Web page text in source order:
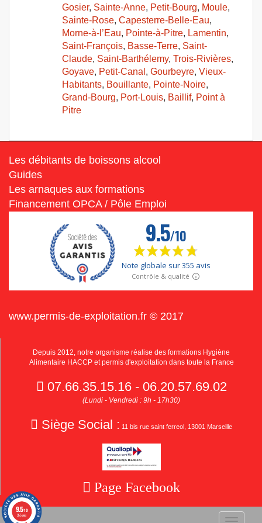
Gosier, Sainte-Anne, Petit-Bourg, Moule,
Sainte-Rose, Capesterre-Belle-Eau,
Morne-à-l’Eau, Pointe-à-Pitre, Lamentin,
Saint-François, Basse-Terre, Saint-
Claude, Saint-Barthélemy, Trois-Rivières,
Goyave, Petit-Canal , Gourbeyre, Vieux-
Habitants, Bouillante, Pointe-Noire,
Grand-Bourg, Port-Louis, Baillif, Point à
Pitre
Les débitants de boissons alcool
Guides
Les arnaques aux formations
Financement OPCA / Pôle Emploi
www.permis-de-exploitation.fr © 2017
Depuis 2012, notre organisme réalise des formations Hygiène
Alimentaire HACCP et permis d'exploitation dans toute la France
07.66.35.15.16 - 06.20.57.69.02
(Lundi - Vendredi : 9h - 17h30)
Siège Social : 11 bis rue saint ferreol, 13001 Marseille
Page Facebook
9.5/10
355 avis